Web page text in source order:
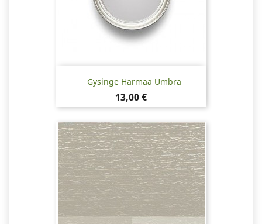
Gysinge Harmaa Umbra
Hinta
13,00 €